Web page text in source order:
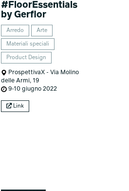
#FloorEssentials
by Gerflor
Arredo Arte
Materiali speciali
Product Design
ProspettivaX - Via Molino
delle Armi, 19
9-10 giugno 2022
Link